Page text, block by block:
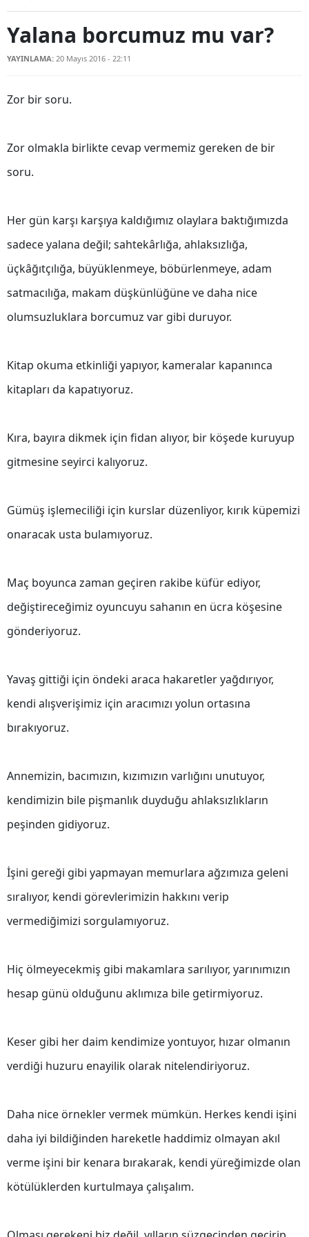
Bilecik
Bingöl
Bursa
Çankırı
Çorum
Denizli
Diyarbakır
Edirne
Eskişehir
Hatay
Isparta
Kayseri
Kırklareli
Konya
Manisa
Muğla
Nevşehir
Niğde
Sakarya
Yalana borcumuz mu var?
YAYINLAMA: 20 Mayıs 2016 - 22:11
Zor bir soru.
Zor olmakla birlikte cevap vermemiz gereken de bir
soru.
Her gün karşı karşıya kaldığımız olaylara baktığımızda
sadece yalana değil; sahtekârlığa, ahlaksızlığa,
üçkâğıtçılığa, büyüklenmeye, böbürlenmeye, adam
satmacılığa, makam düşkünlüğüne ve daha nice
olumsuzluklara borcumuz var gibi duruyor.
Kitap okuma etkinliği yapıyor, kameralar kapanınca
kitapları da kapatıyoruz.
Kıra, bayıra dikmek için fidan alıyor, bir köşede kuruyup
gitmesine seyirci kalıyoruz.
Gümüş işlemeciliği için kurslar düzenliyor, kırık küpemizi
onaracak usta bulamıyoruz.
Maç boyunca zaman geçiren rakibe küfür ediyor,
değiştireceğimiz oyuncuyu sahanın en ücra köşesine
gönderiyoruz.
Yavaş gittiği için öndeki araca hakaretler yağdırıyor,
kendi alışverişimiz için aracımızı yolun ortasına
bırakıyoruz.
Annemizin, bacımızın, kızımızın varlığını unutuyor,
kendimizin bile pişmanlık duyduğu ahlaksızlıkların
peşinden gidiyoruz.
İşini gereği gibi yapmayan memurlara ağzımıza geleni
sıralıyor, kendi görevlerimizin hakkını verip
vermediğimizi sorgulamıyoruz.
Hiç ölmeyecekmiş gibi makamlara sarılıyor, yarınımızın
hesap günü olduğunu aklımıza bile getirmiyoruz.
Keser gibi her daim kendimize yontuyor, hızar olmanın
verdiği huzuru enayilik olarak nitelendiriyoruz.
Daha nice örnekler vermek mümkün. Herkes kendi işini
daha iyi bildiğinden hareketle haddimiz olmayan akıl
verme işini bir kenara bırakarak, kendi yüreğimizde olan
kötülüklerden kurtulmaya çalışalım.